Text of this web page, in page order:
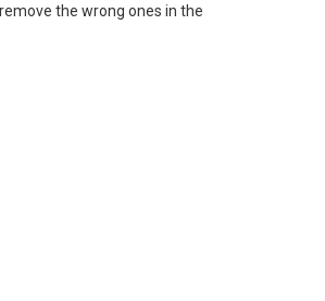
the wrong ones in the